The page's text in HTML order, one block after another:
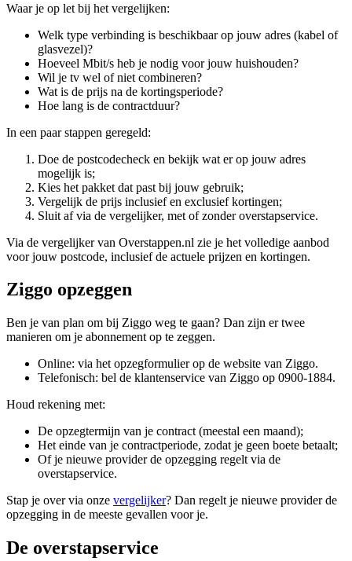
Waar je op let bij het vergelijken:
Welk type verbinding is beschikbaar op jouw adres (kabel of
glasvezel)?
Hoeveel Mbit/s heb je nodig voor jouw huishouden?
Wil je tv wel of niet combineren?
Wat is de prijs na de kortingsperiode?
Hoe lang is de contractduur?
In een paar stappen geregeld:
Doe de postcodecheck en bekijk wat er op jouw adres
mogelijk is;
Kies het pakket dat past bij jouw gebruik;
Vergelijk de prijs inclusief en exclusief kortingen;
Sluit af via de vergelijker, met of zonder overstapservice.
Via de vergelijker van Overstappen.nl zie je het volledige aanbod
voor jouw postcode, inclusief de actuele prijzen en kortingen.
Ziggo opzeggen
Ben je van plan om bij Ziggo weg te gaan? Dan zijn er twee
manieren om je abonnement op te zeggen.
Online: via het opzegformulier op de website van Ziggo.
Telefonisch: bel de klantenservice van Ziggo op 0900-1884.
Houd rekening met:
De opzegtermijn van je contract (meestal een maand);
Het einde van je contractperiode, zodat je geen boete betaalt;
Of je nieuwe provider de opzegging regelt via de
overstapservice.
Stap je over via onze vergelijker? Dan regelt je nieuwe provider de
opzegging in de meeste gevallen voor je.
De overstapservice